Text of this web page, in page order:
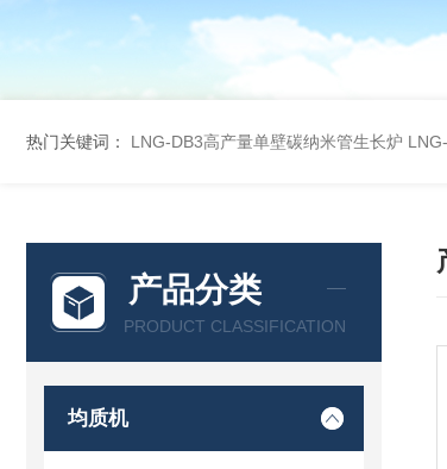
热门关键词： LNG-DB3高产量单壁碳纳米管生长炉
产品分类
PRODUCT CLASSIFICATION
均质机